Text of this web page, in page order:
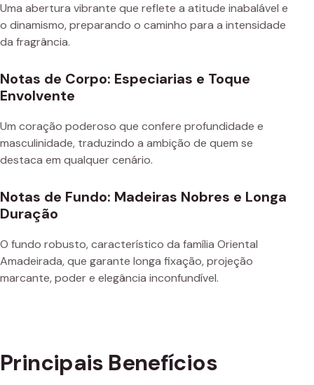
Uma abertura vibrante que reflete a atitude inabalável e
o dinamismo, preparando o caminho para a intensidade
da fragrância.
Notas de Corpo: Especiarias e Toque
Envolvente
Um coração poderoso que confere profundidade e
masculinidade, traduzindo a ambição de quem se
destaca em qualquer cenário.
Notas de Fundo: Madeiras Nobres e Longa
Duração
O fundo robusto, característico da família Oriental
Amadeirada, que garante longa fixação, projeção
marcante, poder e elegância inconfundível.
Principais Benefícios